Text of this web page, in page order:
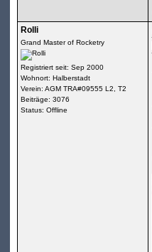
Rolli
Grand Master of Rocketry
Registriert seit: Sep 2000
Wohnort: Halberstadt
Verein: AGM TRA#09555 L2, T2
Beiträge: 3076
Status: Offline